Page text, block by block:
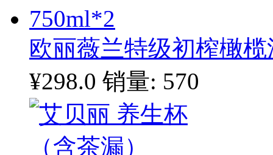
欧丽薇兰特级初榨橄
¥298.0 销量: 570